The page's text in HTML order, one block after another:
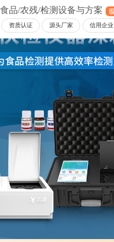
食品/农残/检测设备与方案
资质认证 源头厂家 信用企业